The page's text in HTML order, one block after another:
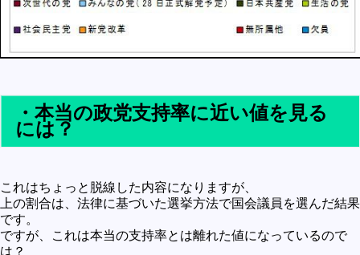
・本当の政党支持率に近い値を見る
には？
これはちょっと脱線した内容になりますが、
上の割合は、法律に基づいた選挙方法で国会議員を選んだ結果
です。
ですが、これは本当の支持率とは離れた値になっているので
は？